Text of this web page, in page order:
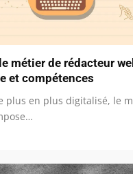
métier de rédacteur
et compétences
plus en plus digitalisé, le